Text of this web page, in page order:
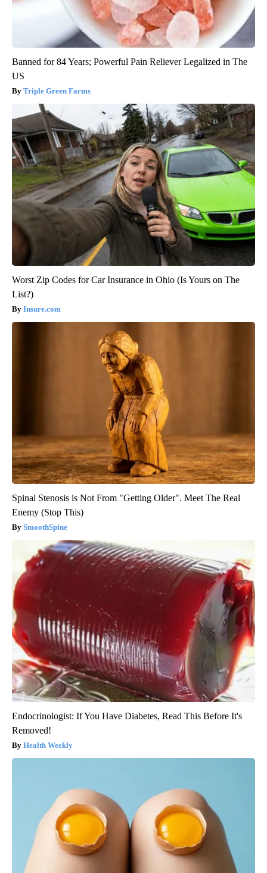
Banned for 84 Years; Powerful Pain Reliever Legalized in The
US
Triple Green Farms
Worst Zip Codes for Car Insurance in Ohio (Is Yours on The
List?)
Insure.com
Spinal Stenosis is Not From "Getting Older". Meet The Real
Enemy (Stop This)
SmoothSpine
Endocrinologist: If You Have Diabetes, Read This Before It's
Removed!
Health Weekly